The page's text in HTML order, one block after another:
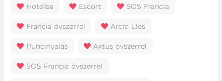
Hotelba Escort SOS Francia
Francia óvszerrel Arcra ülés
Puncinyalás Aktus óvszerrel
SOS Francia óvszerrel